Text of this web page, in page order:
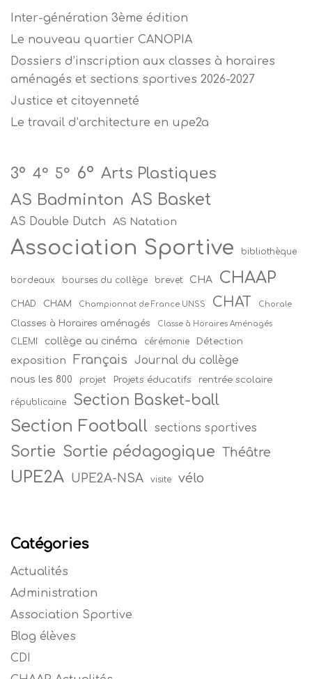
Inter-génération 3ème édition
Le nouveau quartier CANOPIA
Dossiers d’inscription aux classes à horaires
aménagés et sections sportives 2026-2027
Justice et citoyenneté
Le travail d’architecture en upe2a
3° 4° 5° 6° Arts Plastiques
AS Badminton AS Basket
AS Double Dutch AS Natation
Association Sportive bibliothèque
bordeaux bourses du collège brevet CHA CHAAP
CHAD CHAM Championnat de France UNSS CHAT Chorale
Classes à Horaires aménagés Classe à Horaires Aménagés
CLEMI collège au cinéma cérémonie Détection
exposition Français Journal du collège
nous les 800 projet Projets éducatifs rentrée scolaire
républicaine Section Basket-ball
Section Football sections sportives
Sortie Sortie pédagogique Théâtre
UPE2A UPE2A-NSA visite vélo
Catégories
Actualités
Administration
Association Sportive
Blog élèves
CDI